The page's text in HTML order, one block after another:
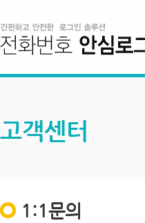
고객센터
1:1문의